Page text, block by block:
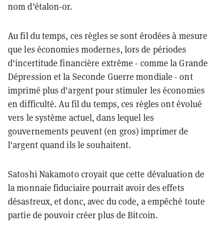
nom d'étalon-or.
Au fil du temps, ces règles se sont érodées à mesure
que les économies modernes, lors de périodes
d'incertitude financière extrême - comme la Grande
Dépression et la Seconde Guerre mondiale - ont
imprimé plus d'argent pour stimuler les économies
en difficulté. Au fil du temps, ces règles ont évolué
vers le système actuel, dans lequel les
gouvernements peuvent (en gros) imprimer de
l'argent quand ils le souhaitent.
Satoshi Nakamoto croyait que cette dévaluation de
la monnaie fiduciaire pourrait avoir des effets
désastreux, et donc, avec du code, a empêché toute
partie de pouvoir créer plus de Bitcoin.